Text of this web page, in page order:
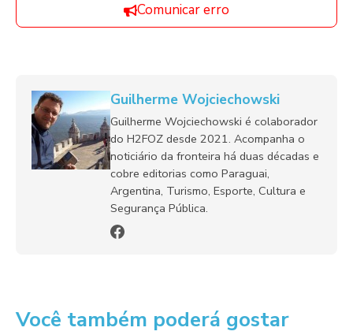
Comunicar erro
Guilherme Wojciechowski
Guilherme Wojciechowski é colaborador
do H2FOZ desde 2021. Acompanha o
noticiário da fronteira há duas décadas e
cobre editorias como Paraguai,
Argentina, Turismo, Esporte, Cultura e
Segurança Pública.
Você também poderá gostar